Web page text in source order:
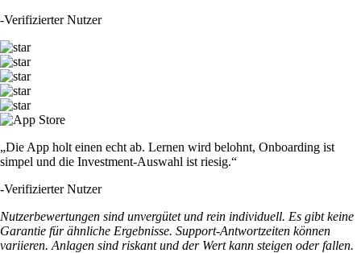
-Verifizierter Nutzer
„Die App holt einen echt ab. Lernen wird belohnt, Onboarding ist
simpel und die Investment-Auswahl ist riesig.“
-Verifizierter Nutzer
Nutzerbewertungen sind unvergütet und rein individuell. Es gibt keine
Garantie für ähnliche Ergebnisse. Support-Antwortzeiten können
variieren. Anlagen sind riskant und der Wert kann steigen oder fallen.